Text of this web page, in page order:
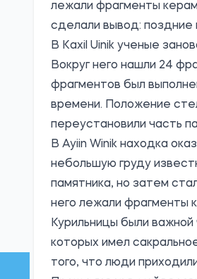
лежали фрагменты
сделали вывод: поздние
В Kaxil Uinik ученые
Вокруг него нашли 24
фрагментов был
времени. Положение
переустановили часть
В Ayiin Winik находка
небольшую груду
памятника, но затем
него лежали фрагменты
Курильницы были
которых имел
того, что люди